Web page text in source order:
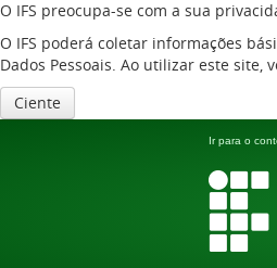
O IFS preocupa-se com a sua
O IFS poderá coletar informações
Dados Pessoais. Ao utilizar este site,
Ciente
Ir para o